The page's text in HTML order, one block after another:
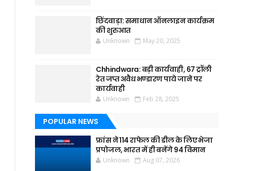
छिंदवाड़ा: समाधान ऑनलाइन कार्यक्रम
की शुरुआत
Unknown May 20, 2025
Chhindwara: बड़ी कार्यवाही, 67 ट्रॉली
रेत जप्त अवैध भण्डारण पाये जाने पर
कार्यवाही
Unknown Feb 28, 2025
POPULAR NEWS
फ्रांस ने 114 राफेल की डील के लिए भेजा
प्रपोजल, भारत में ही बनेंगे 94 विमान
Unknown Aug 07, 2026